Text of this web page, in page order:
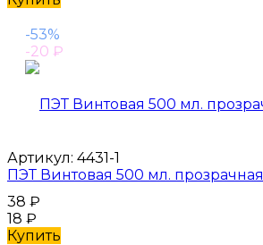
-53%
-20 ₽
Артикул: 4431-1
ПЭТ Винтовая 500 мл. прозрачная
38 ₽
18 ₽
Купить